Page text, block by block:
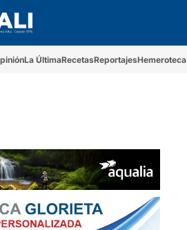
La ÚltimaRecetasReportajesHemeroteca